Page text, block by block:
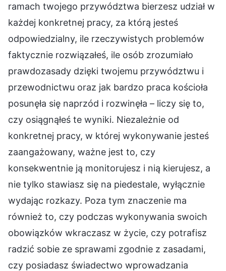
ramach twojego przywództwa bierzesz udział w
każdej konkretnej pracy, za którą jesteś
odpowiedzialny, ile rzeczywistych problemów
faktycznie rozwiązałeś, ile osób zrozumiało
prawdozasady dzięki twojemu przywództwu i
przewodnictwu oraz jak bardzo praca kościoła
posunęła się naprzód i rozwinęła – liczy się to,
czy osiągnąłeś te wyniki. Niezależnie od
konkretnej pracy, w której wykonywanie jesteś
zaangażowany, ważne jest to, czy
konsekwentnie ją monitorujesz i nią kierujesz, a
nie tylko stawiasz się na piedestale, wyłącznie
wydając rozkazy. Poza tym znaczenie ma
również to, czy podczas wykonywania swoich
obowiązków wkraczasz w życie, czy potrafisz
radzić sobie ze sprawami zgodnie z zasadami,
czy posiadasz świadectwo wprowadzania